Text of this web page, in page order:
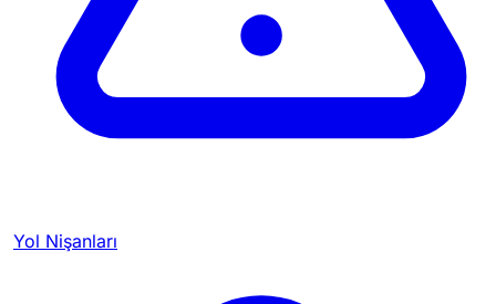
Yol Nişanları